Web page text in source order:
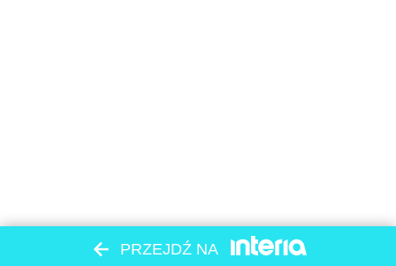
PRZEJDŹ NA